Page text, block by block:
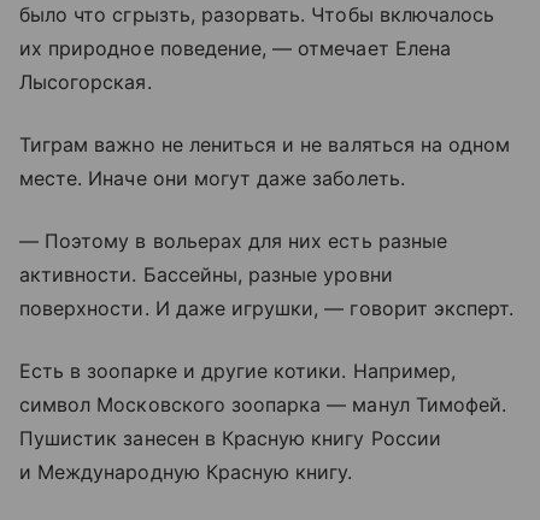
было что сгрызть, разорвать. Чтобы включалось
их природное поведение, — отмечает Елена
Лысогорская.
Тиграм важно не лениться и не валяться на одном
месте. Иначе они могут даже заболеть.
— Поэтому в вольерах для них есть разные
активности. Бассейны, разные уровни
поверхности. И даже игрушки, — говорит эксперт.
Есть в зоопарке и другие котики. Например,
символ Московского зоопарка — манул Тимофей.
Пушистик занесен в Красную книгу России
и Международную Красную книгу.